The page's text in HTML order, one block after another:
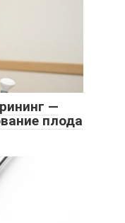
—
плода